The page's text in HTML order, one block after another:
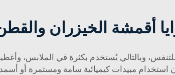
أقمشة الخيزران
وبالتالي يُستخدم بكثرة في الملابس،
مبيدات كيميائية سامة ومستمرة أو أسمدة